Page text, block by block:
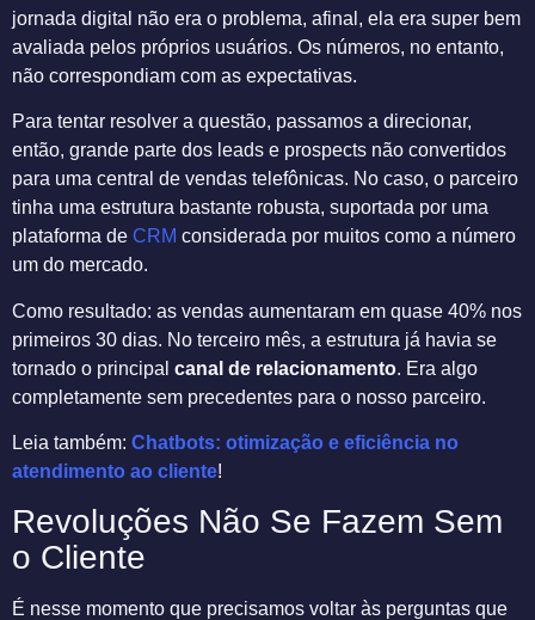
jornada digital não era o problema, afinal, ela era super bem
avaliada pelos próprios usuários. Os números, no entanto,
não correspondiam com as expectativas.
Para tentar resolver a questão, passamos a direcionar,
então, grande parte dos leads e prospects não convertidos
para uma central de vendas telefônicas. No caso, o parceiro
tinha uma estrutura bastante robusta, suportada por uma
plataforma de CRM considerada por muitos como a número
um do mercado.
Como resultado: as vendas aumentaram em quase 40% nos
primeiros 30 dias. No terceiro mês, a estrutura já havia se
tornado o principal canal de relacionamento. Era algo
completamente sem precedentes para o nosso parceiro.
Leia também: Chatbots: otimização e eficiência no
atendimento ao cliente!
Revoluções Não Se Fazem Sem
o Cliente
É nesse momento que precisamos voltar às perguntas que